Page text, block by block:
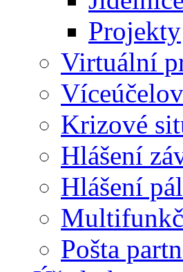
Projekty
Virtuální
Krizové
Hlášení
Hlášení
Pošta